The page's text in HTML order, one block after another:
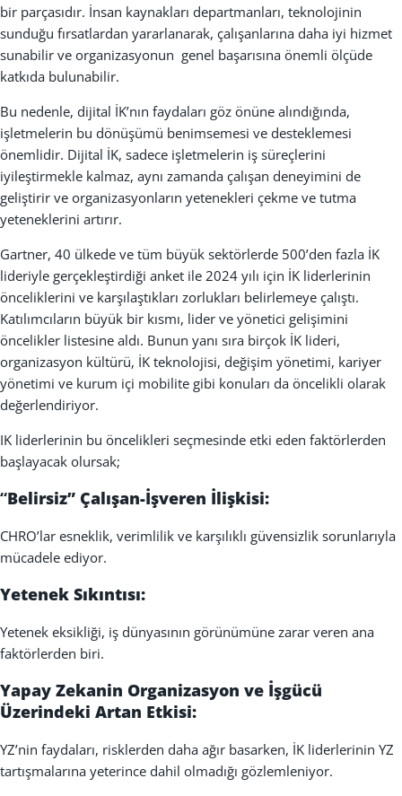
bir parçasıdır. İnsan kaynakları departmanları, teknolojinin
sunduğu fırsatlardan yararlanarak, çalışanlarına daha iyi hizmet
sunabilir ve organizasyonun genel başarısına önemli ölçüde
katkıda bulunabilir.
Bu nedenle, dijital İK’nın faydaları göz önüne alındığında,
işletmelerin bu dönüşümü benimsemesi ve desteklemesi
önemlidir. Dijital İK, sadece işletmelerin iş süreçlerini
iyileştirmekle kalmaz, aynı zamanda çalışan deneyimini de
geliştirir ve organizasyonların yetenekleri çekme ve tutma
yeteneklerini artırır.
Gartner, 40 ülkede ve tüm büyük sektörlerde 500’den fazla İK
lideriyle gerçekleştirdiği anket ile 2024 yılı için İK liderlerinin
önceliklerini ve karşılaştıkları zorlukları belirlemeye çalıştı.
Katılımcıların büyük bir kısmı, lider ve yönetici gelişimini
öncelikler listesine aldı. Bunun yanı sıra birçok İK lideri,
organizasyon kültürü, İK teknolojisi, değişim yönetimi, kariyer
yönetimi ve kurum içi mobilite gibi konuları da öncelikli olarak
değerlendiriyor.
IK liderlerinin bu öncelikleri seçmesinde etki eden faktörlerden
başlayacak olursak;
“Belirsiz” Çalışan-İşveren İlişkisi:
CHRO’lar esneklik, verimlilik ve karşılıklı güvensizlik sorunlarıyla
mücadele ediyor.
Yetenek Sıkıntısı:
Yetenek eksikliği, iş dünyasının görünümüne zarar veren ana
faktörlerden biri.
Yapay Zekanin Organizasyon ve İşgücü
Üzerindeki Artan Etkisi:
YZ’nin faydaları, risklerden daha ağır basarken, İK liderlerinin YZ
tartışmalarına yeterince dahil olmadığı gözlemleniyor.